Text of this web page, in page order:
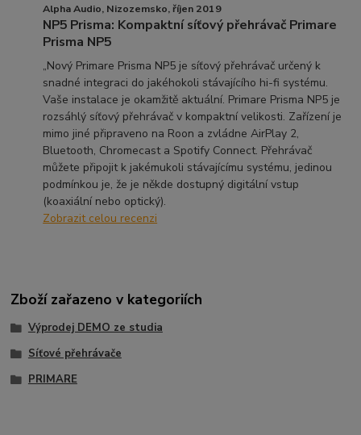
Alpha Audio, Nizozemsko, říjen 2019
NP5 Prisma: Kompaktní síťový přehrávač Primare
Prisma NP5
„Nový Primare Prisma NP5 je síťový přehrávač určený k
snadné integraci do jakéhokoli stávajícího hi-fi systému.
Vaše instalace je okamžitě aktuální. Primare Prisma NP5 je
rozsáhlý síťový přehrávač v kompaktní velikosti. Zařízení je
mimo jiné připraveno na Roon a zvládne AirPlay 2,
Bluetooth, Chromecast a Spotify Connect. Přehrávač
můžete připojit k jakémukoli stávajícímu systému, jedinou
podmínkou je, že je někde dostupný digitální vstup
(koaxiální nebo optický).
Zobrazit celou recenzi
Zboží zařazeno v kategoriích
Výprodej DEMO ze studia
Síťové přehrávače
PRIMARE